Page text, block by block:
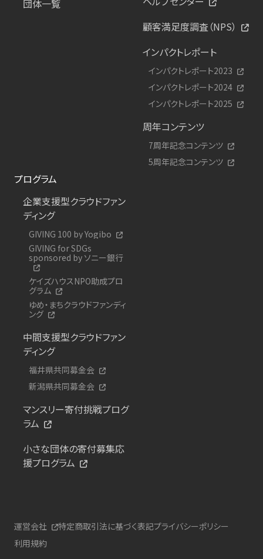
団体一覧
顧客満足度調査（NPS）
インパクトレポート
インパクトレポート2023
インパクトレポート2024
インパクトレポート2025
周年コンテンツ
7周年記念コンテンツ
5周年記念コンテンツ
プログラム
企業支援型クラウドファン
ディング
GIVING 100 by Yogibo
GIVING for SDGs
sponsored by ソニー銀行
ケイズハウスNPO助成プロ
グラム
ゆめ・まちクラウドファンディ
ング
中間支援型クラウドファン
ディング
福井県共同募金会
新潟県共同募金会
マンスリー寄付挑戦プログ
ラム
小さな団体の寄付募集応
援プログラム
運営会社 特定商取引法に基づく表記プライバシーポリシー
利用規約